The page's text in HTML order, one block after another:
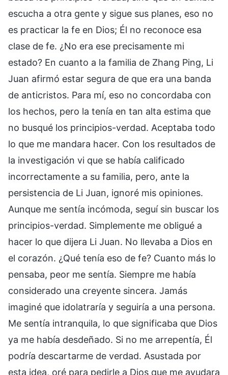
escucha a otra gente y sigue sus planes, eso no
es practicar la fe en Dios; Él no reconoce esa
clase de fe. ¿No era ese precisamente mi
estado? En cuanto a la familia de Zhang Ping, Li
Juan afirmó estar segura de que era una banda
de anticristos. Para mí, eso no concordaba con
los hechos, pero la tenía en tan alta estima que
no busqué los principios-verdad. Aceptaba todo
lo que me mandara hacer. Con los resultados de
la investigación vi que se había calificado
incorrectamente a su familia, pero, ante la
persistencia de Li Juan, ignoré mis opiniones.
Aunque me sentía incómoda, seguí sin buscar los
principios-verdad. Simplemente me obligué a
hacer lo que dijera Li Juan. No llevaba a Dios en
el corazón. ¿Qué tenía eso de fe? Cuanto más lo
pensaba, peor me sentía. Siempre me había
considerado una creyente sincera. Jamás
imaginé que idolatraría y seguiría a una persona.
Me sentía intranquila, lo que significaba que Dios
ya me había desdeñado. Si no me arrepentía, Él
podría descartarme de verdad. Asustada por
esta idea, oré para pedirle a Dios que me ayudara